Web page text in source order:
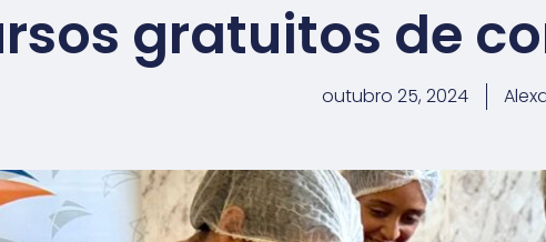
gratuitos de
outubro 25, 2024